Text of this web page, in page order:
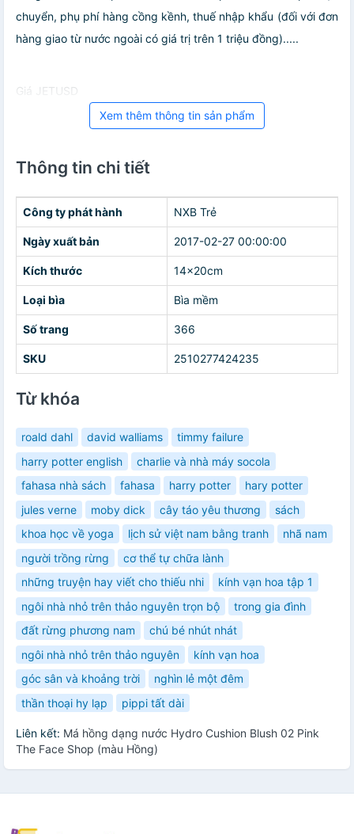
chuyển, phụ phí hàng cồng kềnh, thuế nhập khẩu (đối với đơn
hàng giao từ nước ngoài có giá trị trên 1 triệu đồng).....
Giá JETUSD
Xem thêm thông tin sản phẩm
Thông tin chi tiết
Công ty phát hành NXB Trẻ
Ngày xuất bản 2017-02-27 00:00:00
Kích thước 14x20cm
Loại bìa Bìa mềm
Số trang 366
SKU 2510277424235
Từ khóa
roald dahl david walliams
timmy failure
harry potter english
charlie và nhà máy socola
fahasa nhà sách
fahasa harry potter
hary potter
jules verne
moby dick cây táo yêu thương
sách
khoa học về yoga
lịch sử việt nam bằng tranh
nhã nam
người trồng rừng
cơ thể tự chữa lành
những truyện hay viết cho thiếu nhi
kính vạn hoa tập 1
ngôi nhà nhỏ trên thảo nguyên trọn bộ
trong gia đình
đất rừng phương nam
chú bé nhút nhát
ngôi nhà nhỏ trên thảo nguyên
kính vạn hoa
góc sân và khoảng trời
nghìn lẻ một đêm
thần thoại hy lạp
pippi tất dài
Liên kết: Má hồng dạng nước Hydro Cushion Blush 02 Pink
The Face Shop (màu Hồng)